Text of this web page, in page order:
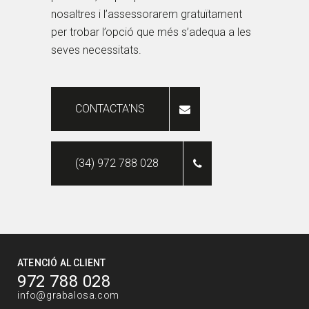
nosaltres i l’assessorarem gratuïtament
per trobar l’opció que més s’adequa a les
seves necessitats.
CONTACTA'NS
(34) 972 788 028
ATENCIÓ AL CLIENT
972 788 028
info@grabalosa.com